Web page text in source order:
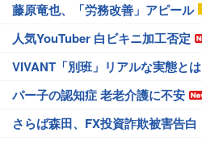
藤原竜也、「労務改善」アピール
人気YouTuber 白ビキニ加工否定
VIVANT「別班」リアルな実態とは
パー子の認知症 老老介護に不安
さらば森田、FX投資詐欺被害告白